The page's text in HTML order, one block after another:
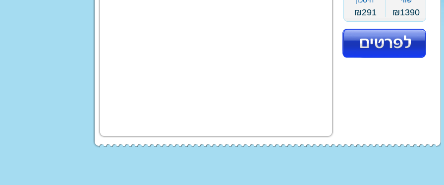
עגלת תינוק בבה קומפורט
עגלות סייבקס - CYBEX
עגלת תינוק ג'נה ריידר
עגלות מאמס אנד פאפס
כסא אוכל לתינוק מצעים לורה סוויסרה
מצעים לעריסות ולולים
₪1390
₪291